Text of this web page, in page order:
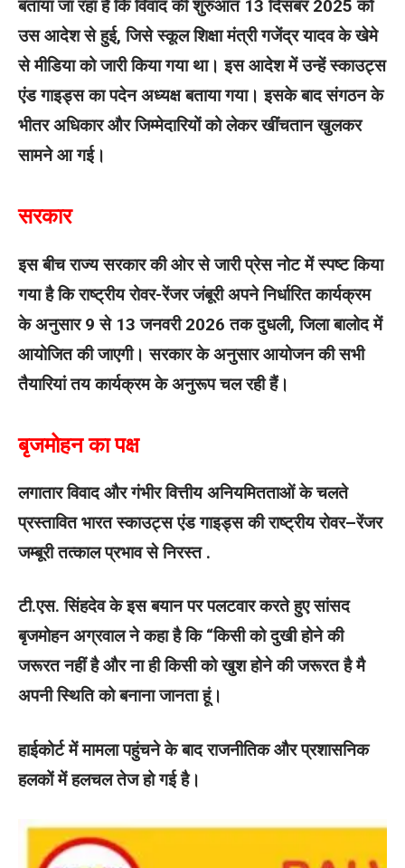
बताया जा रहा है कि विवाद की शुरुआत 13 दिसंबर 2025 को
उस आदेश से हुई, जिसे स्कूल शिक्षा मंत्री गजेंद्र यादव के खेमे
से मीडिया को जारी किया गया था। इस आदेश में उन्हें स्काउट्स
एंड गाइड्स का पदेन अध्यक्ष बताया गया। इसके बाद संगठन के
भीतर अधिकार और जिम्मेदारियों को लेकर खींचतान खुलकर
सामने आ गई।
सरकार
इस बीच राज्य सरकार की ओर से जारी प्रेस नोट में स्पष्ट किया
गया है कि राष्ट्रीय रोवर-रेंजर जंबूरी अपने निर्धारित कार्यक्रम
के अनुसार 9 से 13 जनवरी 2026 तक दुधली, जिला बालोद में
आयोजित की जाएगी। सरकार के अनुसार आयोजन की सभी
तैयारियां तय कार्यक्रम के अनुरूप चल रही हैं।
बृजमोहन का पक्ष
लगातार विवाद और गंभीर वित्तीय अनियमितताओं के चलते
प्रस्तावित भारत स्काउट्स एंड गाइड्स की राष्ट्रीय रोवर–रेंजर
जम्बूरी तत्काल प्रभाव से निरस्त .
टी.एस. सिंहदेव के इस बयान पर पलटवार करते हुए सांसद
बृजमोहन अग्रवाल ने कहा है कि “किसी को दुखी होने की
जरूरत नहीं है और ना ही किसी को खुश होने की जरूरत है मै
अपनी स्थिति को बनाना जानता हूं।
हाईकोर्ट में मामला पहुंचने के बाद राजनीतिक और प्रशासनिक
हलकों में हलचल तेज हो गई है।